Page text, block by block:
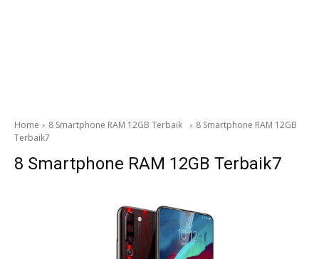
Home 8 Smartphone RAM 12GB Terbaik
8 Smartphone RAM 12GB
Terbaik7
8 Smartphone RAM 12GB Terbaik7